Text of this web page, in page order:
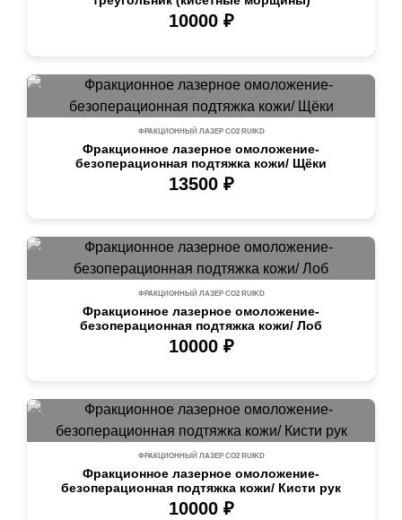
10000 ₽
ФРАКЦИОННЫЙ ЛАЗЕР СО2 RUIKD
Фракционное лазерное омоложение-
безоперационная подтяжка кожи/ Щёки
13500 ₽
ФРАКЦИОННЫЙ ЛАЗЕР СО2 RUIKD
Фракционное лазерное омоложение-
безоперационная подтяжка кожи/ Лоб
10000 ₽
ФРАКЦИОННЫЙ ЛАЗЕР СО2 RUIKD
Фракционное лазерное омоложение-
безоперационная подтяжка кожи/ Кисти рук
10000 ₽